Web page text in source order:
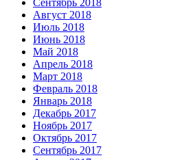
Сентябрь 2018
Август 2018
Июль 2018
Июнь 2018
Май 2018
Апрель 2018
Март 2018
Февраль 2018
Январь 2018
Декабрь 2017
Ноябрь 2017
Октябрь 2017
Сентябрь 2017